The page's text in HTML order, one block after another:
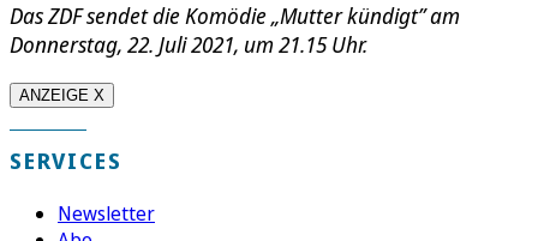
Das ZDF sendet die Komödie „Mutter kündigt” am
Donnerstag, 22. Juli 2021, um 21.15 Uhr.
ANZEIGE X
SERVICES
Newsletter